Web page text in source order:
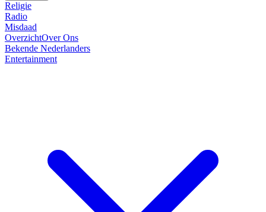
Religie
Radio
Misdaad
OverzichtOver Ons
Bekende Nederlanders
Entertainment